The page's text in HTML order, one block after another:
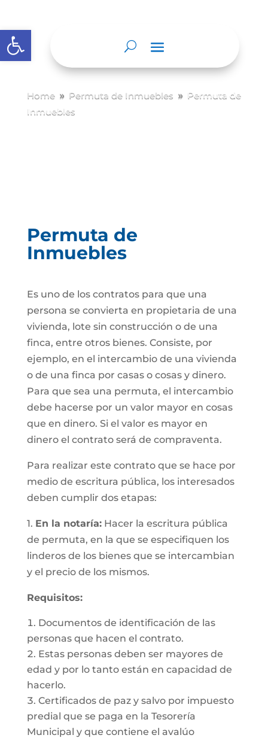
Abrir barra de herramientas
Home 9 Permuta de Inmuebles 9 Permuta de
Inmuebles
Permuta de
Inmuebles
Es uno de los contratos para que una
persona se convierta en propietaria de una
vivienda, lote sin construcción o de una
finca, entre otros bienes. Consiste, por
ejemplo, en el intercambio de una vivienda
o de una finca por casas o cosas y dinero.
Para que sea una permuta, el intercambio
debe hacerse por un valor mayor en cosas
que en dinero. Si el valor es mayor en
dinero el contrato será de compraventa.
Para realizar este contrato que se hace por
medio de escritura pública, los interesados
deben cumplir dos etapas:
1. En la notaría:Hacer la escritura pública
de permuta, en la que se especifiquen los
linderos de los bienes que se intercambian
y el precio de los mismos.
Requisitos:
Documentos de identificación de las
personas que hacen el contrato.
Estas personas deben ser mayores de
edad y por lo tanto están en capacidad de
hacerlo.
Certificados de paz y salvo por impuesto
predial que se paga en la Tesorería
Municipal y que contiene el avalúo